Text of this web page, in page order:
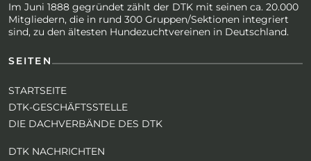
Im Juni 1888 gegründet zählt der DTK mit seinen ca. 20.000
Mitgliedern, die in rund 300 Gruppen/Sektionen integriert
sind, zu den ältesten Hundezuchtvereinen in Deutschland.
SEITEN
STARTSEITE
DTK-GESCHÄFTSSTELLE
DIE DACHVERBÄNDE DES DTK
DTK NACHRICHTEN